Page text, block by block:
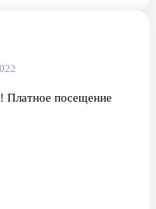
Платное посещение